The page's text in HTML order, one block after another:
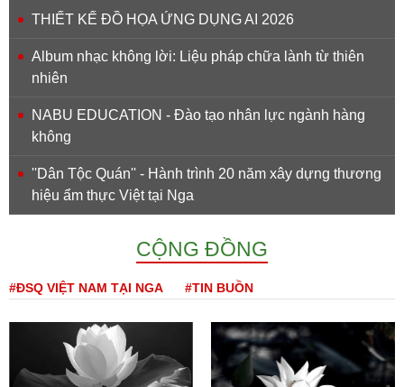
THIẾT KẾ ĐỒ HỌA ỨNG DỤNG AI 2026
Album nhạc không lời: Liệu pháp chữa lành từ thiên
nhiên
NABU EDUCATION - Đào tạo nhân lực ngành hàng
không
''Dân Tộc Quán'' - Hành trình 20 năm xây dựng thương
hiệu ẩm thực Việt tại Nga
CỘNG ĐỒNG
#ĐSQ VIỆT NAM TẠI NGA #TIN BUỒN